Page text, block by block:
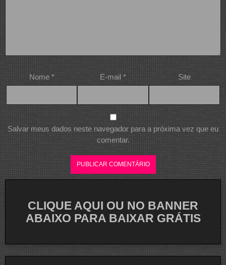
Nome * E-mail * Site
Salvar meus dados neste navegador para a próxima vez que eu
comentar.
CLIQUE AQUI OU NO BANNER
ABAIXO PARA BAIXAR GRÁTIS